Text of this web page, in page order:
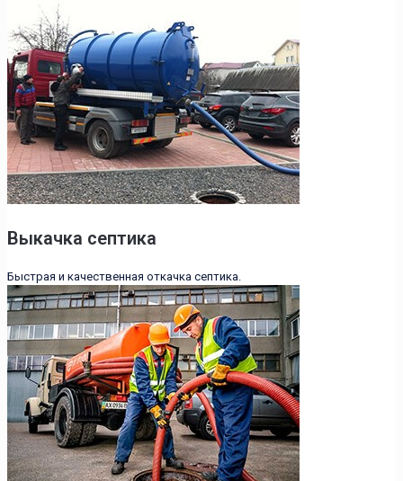
Выкачка септика
Быстрая и качественная откачка септика.